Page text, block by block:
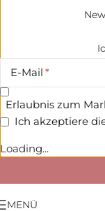
E-Mail
Erlaubnis zum
Ich akzeptiere
Loading...
MENÜ